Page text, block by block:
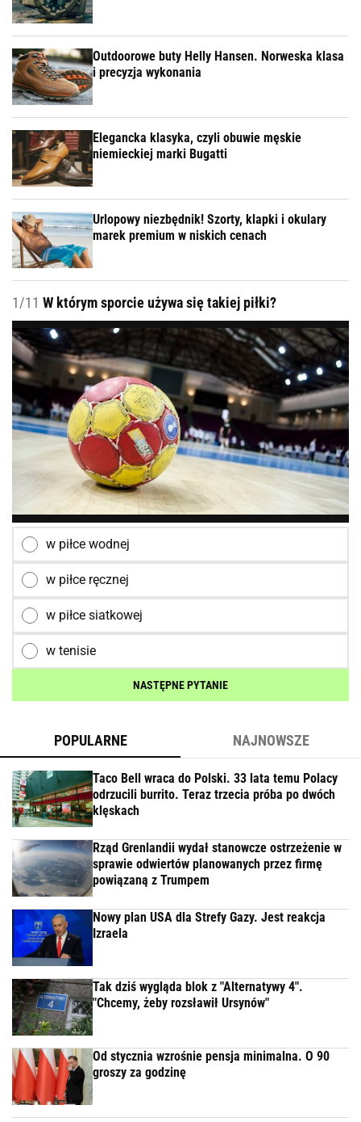
Outdoorowe buty Helly Hansen. Norweska klasa
i precyzja wykonania
Elegancka klasyka, czyli obuwie męskie
niemieckiej marki Bugatti
Urlopowy niezbędnik! Szorty, klapki i okulary
marek premium w niskich cenach
1/11 W którym sporcie używa się takiej piłki?
w piłce wodnej
w piłce ręcznej
w piłce siatkowej
w tenisie
NASTĘPNE PYTANIE
POPULARNE NAJNOWSZE
Taco Bell wraca do Polski. 33 lata temu Polacy
odrzucili burrito. Teraz trzecia próba po dwóch
klęskach
Rząd Grenlandii wydał stanowcze ostrzeżenie w
sprawie odwiertów planowanych przez firmę
powiązaną z Trumpem
Nowy plan USA dla Strefy Gazy. Jest reakcja
Izraela
Tak dziś wygląda blok z "Alternatywy 4".
"Chcemy, żeby rozsławił Ursynów"
Od stycznia wzrośnie pensja minimalna. O 90
groszy za godzinę